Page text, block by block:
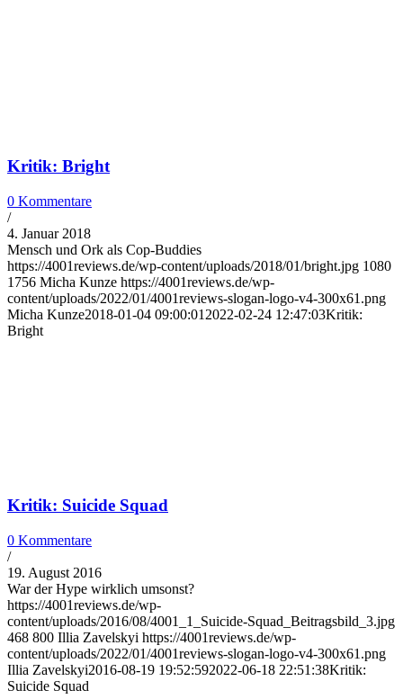
Kritik: Bright
0 Kommentare
/
4. Januar 2018
Mensch und Ork als Cop-Buddies
https://4001reviews.de/wp-content/uploads/2018/01/bright.jpg 1080
1756 Micha Kunze https://4001reviews.de/wp-
content/uploads/2022/01/4001reviews-slogan-logo-v4-300x61.png
Micha Kunze2018-01-04 09:00:01 2022-02-24 12:47:03Kritik:
Bright
Kritik: Suicide Squad
0 Kommentare
/
19. August 2016
War der Hype wirklich umsonst?
https://4001reviews.de/wp-
content/uploads/2016/08/4001_1_Suicide-Squad_Beitragsbild_3.jpg
468 800 Illia Zavelskyi https://4001reviews.de/wp-
content/uploads/2022/01/4001reviews-slogan-logo-v4-300x61.png
Illia Zavelskyi2016-08-19 19:52:592022-06-18 22:51:38Kritik:
Suicide Squad